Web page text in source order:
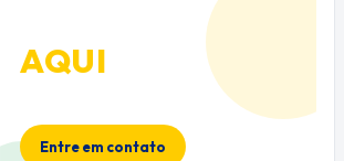
AQUI
Espaço premium para sua marca
Entre em contato